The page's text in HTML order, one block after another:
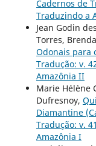
Cadernos de
Traduzindo a
Jean Godin
Torres,
Odonais para
Tradução: v.
Amazônia II
Marie Hélène
Dufresnoy,
Diamantine
Tradução: v.
Amazônia I